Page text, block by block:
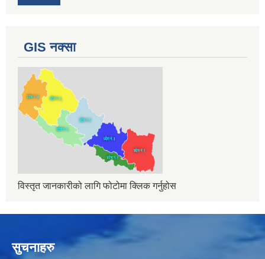
GIS नक्सा
विस्तृत जानकारीको लागि फोटोमा क्लिक गर्नुहोस
सुचनाहरु